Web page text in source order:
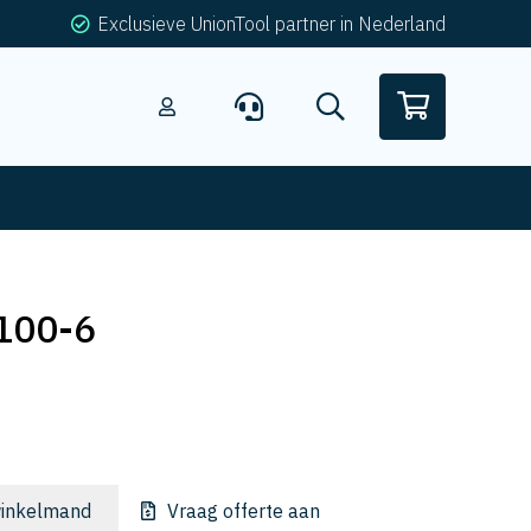
Exclusieve UnionTool partner in Nederland
6
Vraag offerte aan